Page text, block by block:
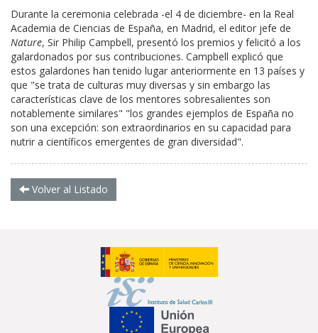
Durante la ceremonia celebrada -el 4 de diciembre- en la Real
Academia de Ciencias de España, en Madrid, el editor jefe de
Nature, Sir Philip Campbell, presentó los premios y felicitó a los
galardonados por sus contribuciones. Campbell explicó que
estos galardones han tenido lugar anteriormente en 13 países y
que "se trata de culturas muy diversas y sin embargo las
características clave de los mentores sobresalientes son
notablemente similares" "los grandes ejemplos de España no
son una excepción: son extraordinarios en su capacidad para
nutrir a científicos emergentes de gran diversidad".
Volver al Listado